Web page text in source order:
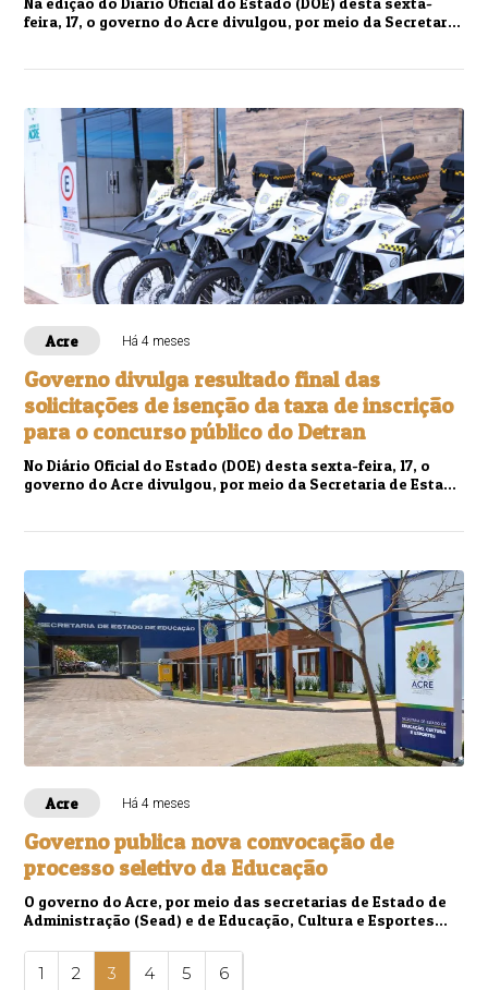
feira, 17, o governo do Acre divulgou, por meio da Secretaria
Acre Há 4 meses
Governo divulga resultado final das
solicitações de isenção da taxa de inscrição
para o concurso público do Detran
No Diário Oficial do Estado (DOE) desta sexta-feira, 17, o
governo do Acre divulgou, por meio da Secretaria de Estado
Acre Há 4 meses
Governo publica nova convocação de
processo seletivo da Educação
O governo do Acre, por meio das secretarias de Estado de
Administração (Sead) e de Educação, Cultura e Esportes
1 2 3 4 5 6